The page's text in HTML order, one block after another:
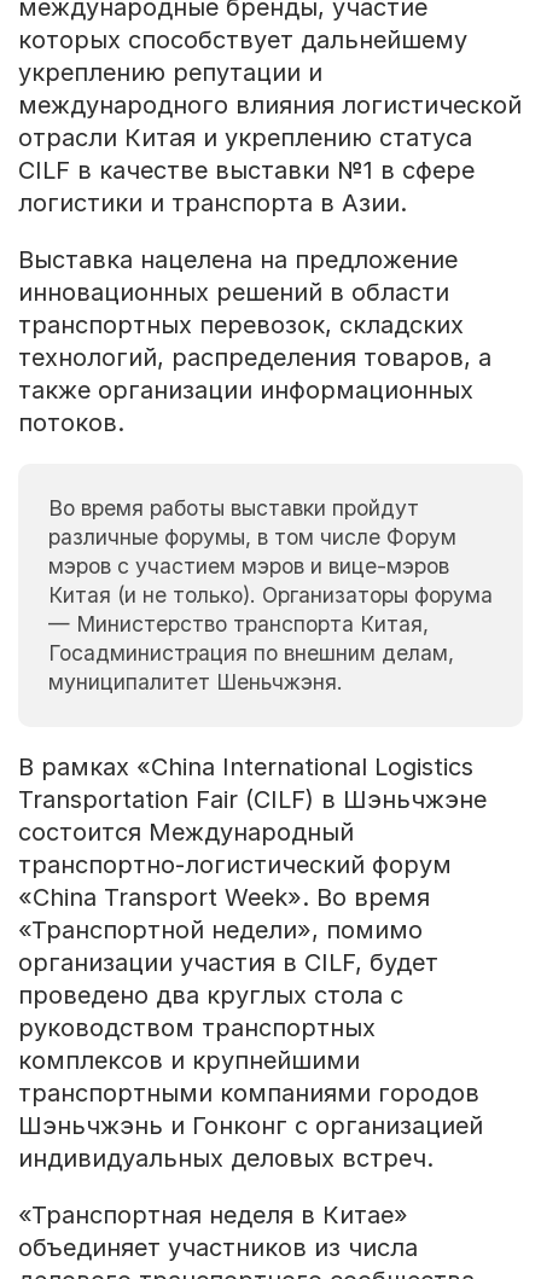
международные бренды, участие
которых способствует дальнейшему
укреплению репутации и
международного влияния логистической
отрасли Китая и укреплению статуса
CILF в качестве выставки №1 в сфере
логистики и транспорта в Азии.
Выставка нацелена на предложение
инновационных решений в области
транспортных перевозок, складских
технологий, распределения товаров, а
также организации информационных
потоков.
Во время работы выставки пройдут
различные форумы, в том числе Форум
мэров с участием мэров и вице-мэров
Китая (и не только). Организаторы форума
— Министерство транспорта Китая,
Госадминистрация по внешним делам,
муниципалитет Шеньчжэня.
В рамках «China International Logistics
Transportation Fair (CILF) в Шэньчжэне
состоится Международный
транспортно-логистический форум
«China Transport Week». Во время
«Транспортной недели», помимо
организации участия в CILF, будет
проведено два круглых стола с
руководством транспортных
комплексов и крупнейшими
транспортными компаниями городов
Шэньчжэнь и Гонконг с организацией
индивидуальных деловых встреч.
«Транспортная неделя в Китае»
объединяет участников из числа